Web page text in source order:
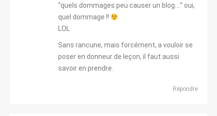
“quels dommages peu causer un blog….” oui,
quel dommage !!
LOL
Sans rancune, mais forcément, a vouloir se
poser en donneur de leçon, il faut aussi
savoir en prendre.
Répondre